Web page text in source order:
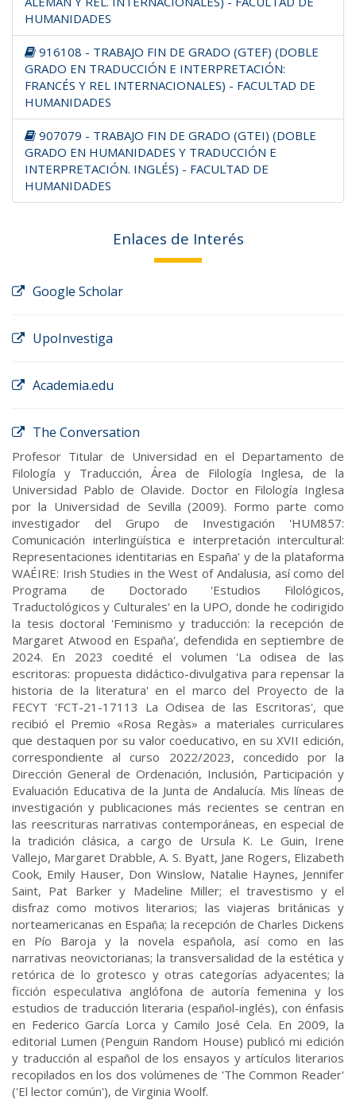
HUMANIDADES
916108 - TRABAJO FIN DE GRADO (GTEF) (DOBLE
GRADO EN TRADUCCIÓN E INTERPRETACIÓN:
FRANCÉS Y REL INTERNACIONALES) - FACULTAD DE
HUMANIDADES
907079 - TRABAJO FIN DE GRADO (GTEI) (DOBLE
GRADO EN HUMANIDADES Y TRADUCCIÓN E
INTERPRETACIÓN. INGLÉS) - FACULTAD DE
HUMANIDADES
Enlaces de Interés
Google Scholar
UpoInvestiga
Academia.edu
The Conversation
Profesor Titular de Universidad en el Departamento de
Filología y Traducción, Área de Filología Inglesa, de la
Universidad Pablo de Olavide. Doctor en Filología Inglesa
por la Universidad de Sevilla (2009). Formo parte como
investigador del Grupo de Investigación 'HUM857:
Comunicación interlingüística e interpretación intercultural:
Representaciones identitarias en España' y de la plataforma
WAÉIRE: Irish Studies in the West of Andalusia, así como del
Programa de Doctorado 'Estudios Filológicos,
Traductológicos y Culturales' en la UPO, donde he codirigido
la tesis doctoral 'Feminismo y traducción: la recepción de
Margaret Atwood en España', defendida en septiembre de
2024. En 2023 coedité el volumen 'La odisea de las
escritoras: propuesta didáctico-divulgativa para repensar la
historia de la literatura' en el marco del Proyecto de la
FECYT 'FCT-21-17113 La Odisea de las Escritoras', que
recibió el Premio «Rosa Regàs» a materiales curriculares
que destaquen por su valor coeducativo, en su XVII edición,
correspondiente al curso 2022/2023, concedido por la
Dirección General de Ordenación, Inclusión, Participación y
Evaluación Educativa de la Junta de Andalucía. Mis líneas de
investigación y publicaciones más recientes se centran en
las reescrituras narrativas contemporáneas, en especial de
la tradición clásica, a cargo de Ursula K. Le Guin, Irene
Vallejo, Margaret Drabble, A. S. Byatt, Jane Rogers, Elizabeth
Cook, Emily Hauser, Don Winslow, Natalie Haynes, Jennifer
Saint, Pat Barker y Madeline Miller; el travestismo y el
disfraz como motivos literarios; las viajeras británicas y
norteamericanas en España; la recepción de Charles Dickens
en Pío Baroja y la novela española, así como en las
narrativas neovictorianas; la transversalidad de la estética y
retórica de lo grotesco y otras categorías adyacentes; la
ficción especulativa anglófona de autoría femenina y los
estudios de traducción literaria (español-inglés), con énfasis
en Federico García Lorca y Camilo José Cela. En 2009, la
editorial Lumen (Penguin Random House) publicó mi edición
y traducción al español de los ensayos y artículos literarios
recopilados en los dos volúmenes de 'The Common Reader'
('El lector común'), de Virginia Woolf.